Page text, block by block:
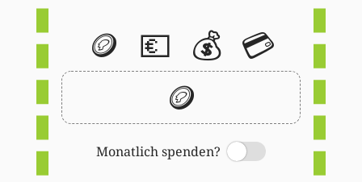
🪙 💶 💰 💳
🪙
Monatlich spenden?
Switch